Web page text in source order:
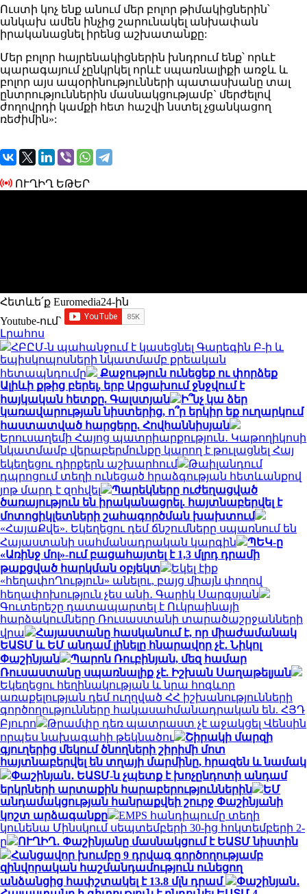
Ուստի կոչ ենք անում մեր բոլոր թիմակիցներին՝
անկախ ամեն ինչից շարունակել անխափան
իրականացնել իրենց աշխատանքը:
Մեր բոլոր հայրենակիցներին խնդրում ենք՝ որևէ
պարագայում չընկրկել որևէ սպառնալիքի առջև և
բոլոր այս ապօրինությունների պատասխանը տալ
ընտրություններին մասնակցությամբ` մերժելով
ժողովրդի կամքի հետ հաշվի նստել չցանկացող
ռեժիմին»:
ՈՒՂԻՂ ԵԹԵՐ
Հետևե՛ք Euromedia24-ին
Youtube-ում`
Լրահոս
ՀԲԸՄ-ն պահանջում է կասեցնել Գարեգին Բ-ի և
եպիսկոպոսների նկատմամբ քրեական
հետապնդումը
Քաջություն ունեցեք ու փորձեք
Ալիևի քթից բերել, երբ Արցախում ջնջվում է
հայկական հետքը. Գալստյան
Ի՞նչ կա ձեր
կառավարության նիստերից, ո՞ր երկիր եք ուղարկում
հաստատված հարցերը. Հովհաննիսյան
Երուսաղեմի Հայոց պատրիարքություն․ Կաթողիկոսի
նկատմամբ վերաբերմունքը կարող է թուլացնել Հայ
եկեղեցու դիրքերն աշխարհում
Թաիլանդում
դպրոցում տեղի ունեցած հրաձգության հետևանքով
յոթ մարդ է զոհվել
Պարեկները ուժեղացված
ծառայություն են իրականացրել. հայտնաբերվել է
մոտոցիկլետների շահագործման խախտում
«ՀայաՔվե». Եկեղեցու դեմ ճնշումները սպառնում են
Հայաստանի սահմանադրական կարգին
ՊԵԿ-ը
«Առինջ մոլ»-ում բացահայտել է 1,3 մլրդ դրամի
թաքցված հարկման օբյեկտ
Եկել էիք
«հեղափոՂություն» անելու, բայց միայն փողով
հեղափոխություն չես անի․ Գարիկ Սարգսյան
Գուտերեշը դատապարտել է Ուկրաինայի
հարձակումները Ռուսաստանի տարածաշրջանների
վրա
Հայաստանը հասկանում է, որ միաժամանակ
ԵԱՏՄ և ԵՄ անդամ լինելը հնարավոր չէ․ Նիկոլ
Փաշինյան
Պարոն Ռուբինյան, մեզ համար
Ռուսաստանը սպառնալիք չէ. Իշխան Սաղաթելյան
Եկեղեցու հեղինակության և նրա հոգևոր
առաքելության դեմ ուղղված ՀՀ իշխանությունների
գործողությունները հակասահմանադրական են. ՀՅԴ
Բյուրո
Թրամփը դեռ պատրաստ չէ աջակցել Վենսին
որպես նախագահի թեկնածու
Շիրակի մարզի
գյուղերից մեկում ծնողների շիրիմի մոտ
հայտնաբերվել են տղայի մարմինը, հրազեն և նամակ
Փաշինյան․ ԵԱՏՄ-ն չպետք է խոչընդոտի անդամ
երկրների արտաքին հարաբերություններին
ԵՄ
անդամակցության հանրաքվեի շուրջ Փաշինյանի
կոշտ արձագանքը
EMPS հանդիպումը տեղի
կունենա Մինսկում սեպտեմբերի 30-ից հոկտեմբերի 2-
ը
ՈՒՂԻՂ․ Փաշինյանը մասնակցում է ԵԱՏՄ նիստին
Հանցավոր խումբը 9 դրվագ գործողությամբ
զինվորական հաշմանդամություն ունեցող
անձանցից հափշտակել է 13.8 մլն դրամ
Փաշինյան․